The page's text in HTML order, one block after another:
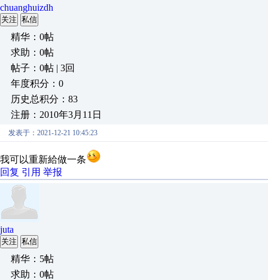
chuanghuizdh
关注 私信
精华：0帖
求助：0帖
帖子：0帖 | 3回
年度积分：0
历史总积分：83
注册：2010年3月11日
发表于：2021-12-21 10:45:23
我可以重新給做一条
回复 引用 举报
juta
关注 私信
精华：5帖
求助：0帖